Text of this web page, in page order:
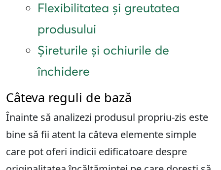
Flexibilitatea și greutatea
produsului
Șireturile și ochiurile de
închidere
Câteva reguli de bază
Înainte să analizezi produsul propriu-zis este
bine să fii atent la câteva elemente simple
care pot oferi indicii edificatoare despre